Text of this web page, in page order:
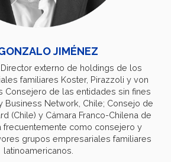
JIMÉNEZ
externo de holdings de los
familiares Koster, Pirazzoli y von
Consejero de las entidades sin fines
Business Network, Chile; Consejo de
(Chile) y Cámara Franco-Chilena de
frecuentemente como consejero y
grupos empresariales familiares
latinoamericanos.